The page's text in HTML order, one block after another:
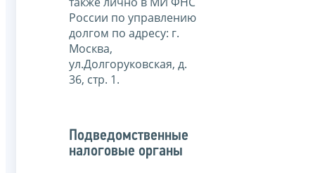
России по управлению
долгом по адресу: г.
Москва,
ул.Долгоруковская, д.
36, стр. 1.
Подведомственные
налоговые органы